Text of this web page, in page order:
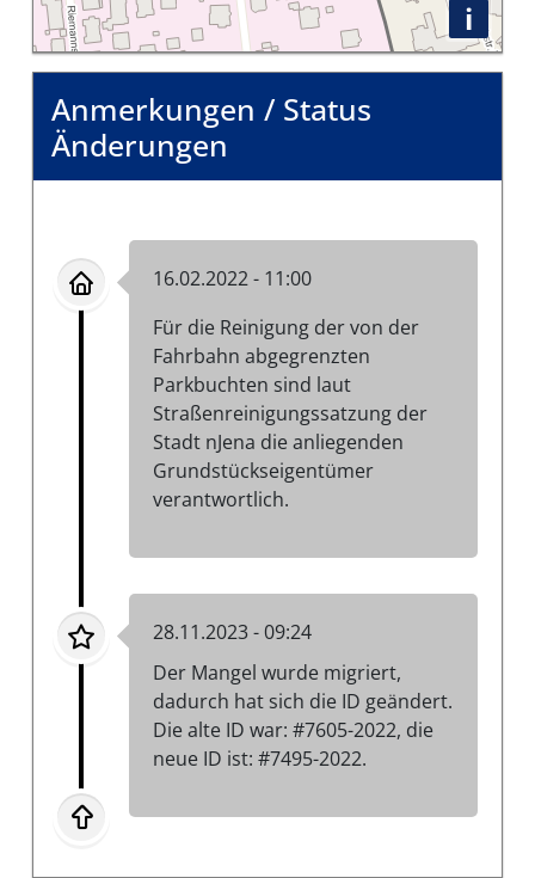
i
Anmerkungen / Status
Änderungen
16.02.2022 - 11:00
Für die Reinigung der von der
Fahrbahn abgegrenzten
Parkbuchten sind laut
Straßenreinigungssatzung der
Stadt nJena die anliegenden
Grundstückseigentümer
verantwortlich.
28.11.2023 - 09:24
Der Mangel wurde migriert,
dadurch hat sich die ID geändert.
Die alte ID war: #7605-2022, die
neue ID ist: #7495-2022.